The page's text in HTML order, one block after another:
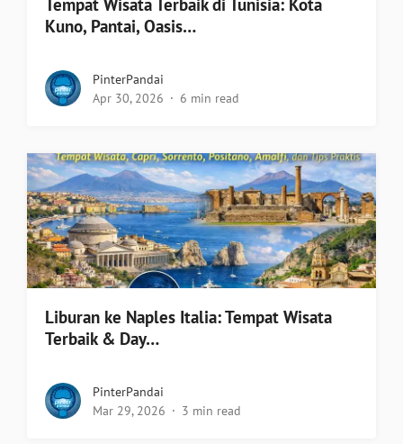
Tempat Wisata Terbaik di Tunisia: Kota
Kuno, Pantai, Oasis…
PinterPandai
Apr 30, 2026
6 min read
Liburan ke Naples Italia: Tempat Wisata
Terbaik & Day…
PinterPandai
Mar 29, 2026
3 min read